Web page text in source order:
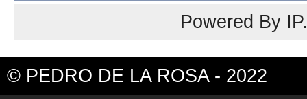
Powered By
© PEDRO DE LA ROSA - 2022